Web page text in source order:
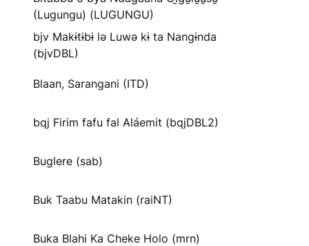
(Lugungu) (LUGUNGU)
bjv Makɨtɨbɨ lə Luwə kɨ ta Nangɨnda
(bjvDBL)
Blaan, Sarangani (ITD)
bqj Firim fafu fal Aláemit (bqjDBL2)
Buglere (sab)
Buk Taabu Matakin (raiNT)
Buka Blahi Ka Cheke Holo (mrn)